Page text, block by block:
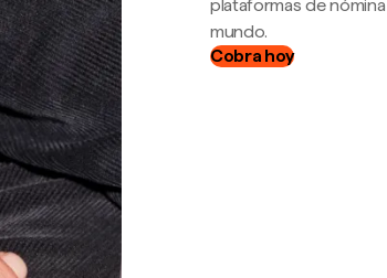
plataformas de
mundo.
Cobra hoy